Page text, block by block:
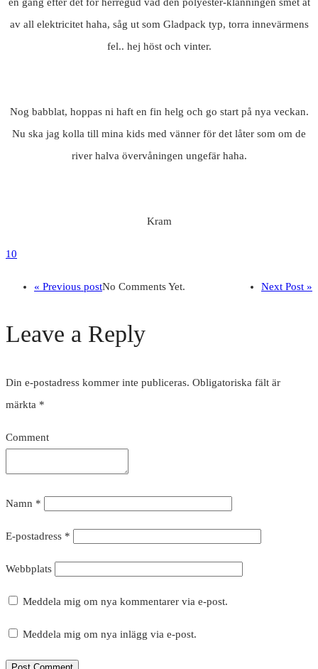
en gång efter det för herregud vad den polyester-klänningen smet åt
av all elektricitet haha, såg ut som Gladpack typ, torra innevärmens
fel.. hej höst och vinter.
Nog babblat, hoppas ni haft en fin helg och go start på nya veckan.
Nu ska jag kolla till mina kids med vänner för det låter som om de
river halva övervåningen ungefär haha.
Kram
10
« Previous post Next Post »
No Comments Yet.
Leave a Reply
Din e-postadress kommer inte publiceras. Obligatoriska fält är
märkta *
Comment
Namn *
E-postadress *
Webbplats
Meddela mig om nya kommentarer via e-post.
Meddela mig om nya inlägg via e-post.